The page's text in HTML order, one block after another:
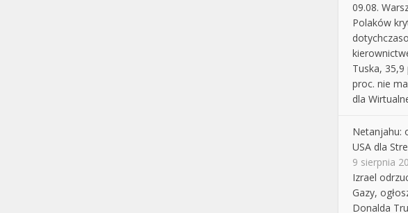
09.08.
Polaków
Tuska,
proc. nie
dla
Netanjahu:
USA dla
9 sierpnia
Izrael
Gazy,
Donalda